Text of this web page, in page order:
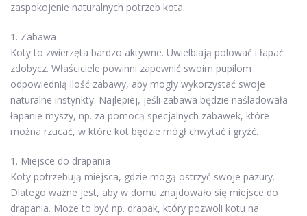
zaspokojenie naturalnych potrzeb kota.
1. Zabawa
Koty to zwierzęta bardzo aktywne. Uwielbiają polować i łapać
zdobycz. Właściciele powinni zapewnić swoim pupilom
odpowiednią ilość zabawy, aby mogły wykorzystać swoje
naturalne instynkty. Najlepiej, jeśli zabawa będzie naśladowała
łapanie myszy, np. za pomocą specjalnych zabawek, które
można rzucać, w które kot będzie mógł chwytać i gryźć.
1. Miejsce do drapania
Koty potrzebują miejsca, gdzie mogą ostrzyć swoje pazury.
Dlatego ważne jest, aby w domu znajdowało się miejsce do
drapania. Może to być np. drapak, który pozwoli kotu na